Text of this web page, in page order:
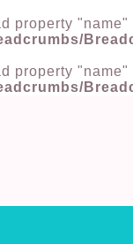
property
property